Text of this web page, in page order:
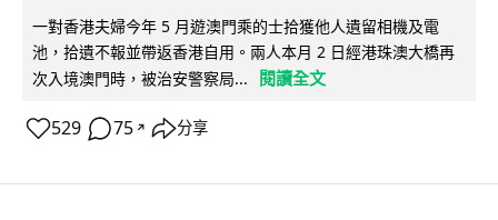
一對香港夫婦今年 5 月遊澳門乘的士拾獲他人遺留相機及電
池，拾遺不報並帶返香港自用。兩人本月 2 日經港珠澳大橋再
次入境澳門時，被治安警察局...
閱讀全文
529 75 ↗ 分享